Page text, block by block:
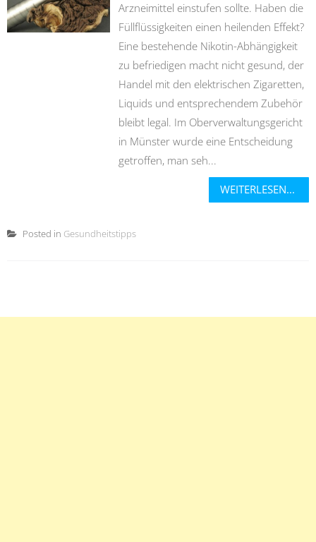
Arzneimittel einstufen sollte. Haben die
Füllflüssigkeiten einen heilenden Effekt?
Eine bestehende Nikotin-Abhängigkeit
zu befriedigen macht nicht gesund, der
Handel mit den elektrischen Zigaretten,
Liquids und entsprechendem Zubehör
bleibt legal. Im Oberverwaltungsgericht
in Münster wurde eine Entscheidung
getroffen, man seh...
WEITERLESEN...
Posted in Gesundheitstipps